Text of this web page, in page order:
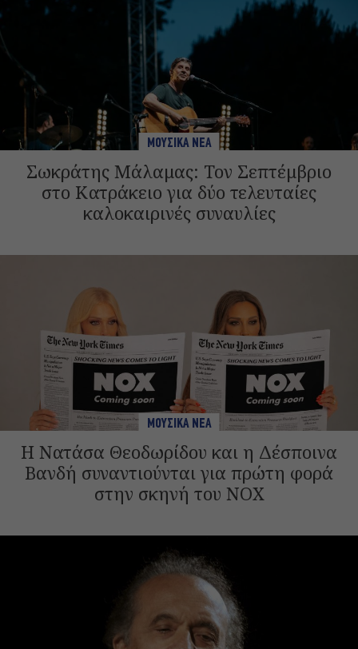
ΜΟΥΣΙΚΑ ΝΕΑ
Σωκράτης Μάλαμας: Τον Σεπτέμβριο
στο Κατράκειο για δύο τελευταίες
καλοκαιρινές συναυλίες
ΜΟΥΣΙΚΑ ΝΕΑ
H Νατάσα Θεοδωρίδου και η Δέσποινα
Βανδή συναντιούνται για πρώτη φορά
στην σκηνή του NOX